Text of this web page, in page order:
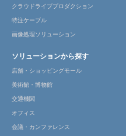
クラウドライブプロダクション
特注ケーブル
画像処理ソリューション
ソリューションから探す
店舗・ショッピングモール
美術館・博物館
交通機関
オフィス
会議・カンファレンス